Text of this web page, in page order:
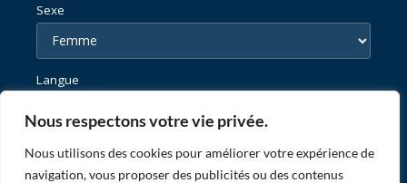
Nous respectons votre vie privée.
Nous utilisons des cookies pour améliorer votre expérience de
navigation, vous proposer des publicités ou des contenus
Sexe
Langue